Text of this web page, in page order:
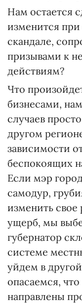
Нам остается
изменится
скандале,
призывами к
действиям?
Что
бизнесами,
случаев
другом
зависимости
беспокоящих
Если мэр
самодур,
изменить
ущерб, мы
губернатор
системе
уйдем в
опасаемся,
направлены